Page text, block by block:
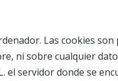
Las cookies
ni sobre cualquier
el servidor donde se